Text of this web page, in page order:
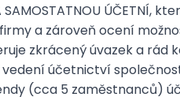
SAMOSTATNOU ÚČETNÍ,
a zároveň ocení
zkrácený úvazek a rád
účetnictví
(cca 5 zaměstnanců)